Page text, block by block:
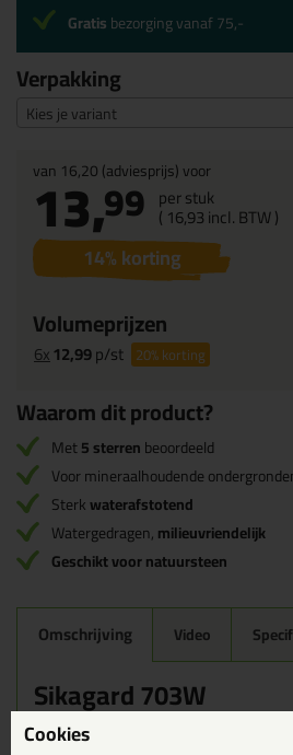
Verpakking
Kies je variant
van 16,20(adviesprijs) voor
13,99 per stuk
( 16,93incl. BTW )
14% korting
Volumeprijzen
6x12,99p/st 20%korting
Gratisbezorging vanaf 75,-
Waarom dit product?
Met5 sterrenbeoordeeld
Voor mineraalhoudende
Sterkwaterafstotend
Watergedragen,milieuvriendelijk
Geschikt voor natuursteen
Omschrijving Video
Sikagard 703W
Een 'ready to use' impregneermiddel op
silaan/siloxaancombinatie. Wat het
Cookies